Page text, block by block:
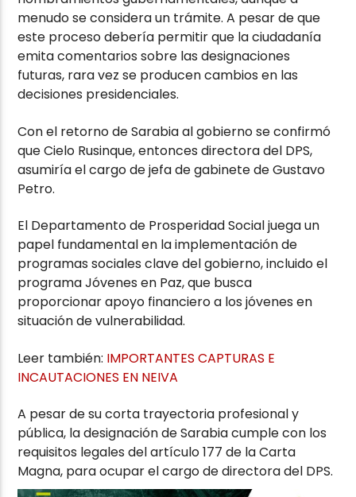
menudo se considera un trámite. A pesar de que
este proceso debería permitir que la ciudadanía
emita comentarios sobre las designaciones
futuras, rara vez se producen cambios en las
decisiones presidenciales.
Con el retorno de Sarabia al gobierno se confirmó
que Cielo Rusinque, entonces directora del DPS,
asumiría el cargo de jefa de gabinete de Gustavo
Petro.
El Departamento de Prosperidad Social juega un
papel fundamental en la implementación de
programas sociales clave del gobierno, incluido el
programa Jóvenes en Paz, que busca
proporcionar apoyo financiero a los jóvenes en
situación de vulnerabilidad.
Leer también: IMPORTANTES CAPTURAS E
INCAUTACIONES EN NEIVA
A pesar de su corta trayectoria profesional y
pública, la designación de Sarabia cumple con los
requisitos legales del artículo 177 de la Carta
Magna, para ocupar el cargo de directora del DPS.